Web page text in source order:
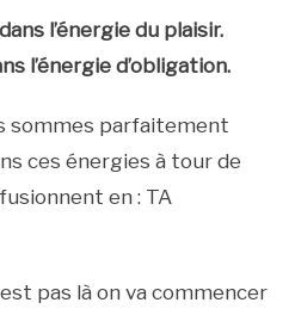
l’énergie du plaisir.
l’énergie d’obligation.
sommes parfaitement
ces énergies à tour de
fusionnent en : TA
pas là on va commencer